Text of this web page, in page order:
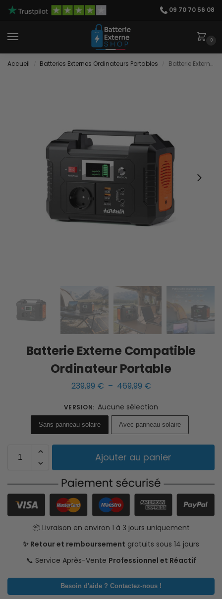
09 70 70 56 08
0
Accueil Batteries Externes Ordinateurs Portables Batterie Externe Compatible Ordinateur Portable
Batterie Externe Compatible
Ordinateur Portable
239,99 € – 469,99 €
VERSION: Aucune sélection
Sans panneau solaire Avec panneau solaire
Ajouter au panier
📦 Livraison en environ 1 à 3 jours uniquement
✨ Retour et remboursement gratuits sous 14 jours
📞 Service Après-Vente Professionnel et Réactif
Besoin d'aide ? Contactez-nous !